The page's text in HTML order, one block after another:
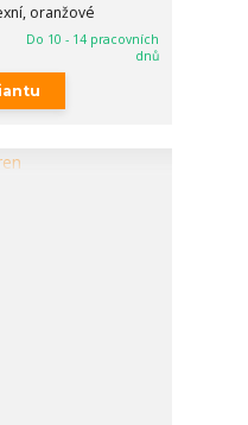
oranžové
Do 10 - 14 pracovních
dnů